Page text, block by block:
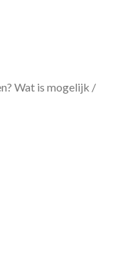
Wat is mogelijk /